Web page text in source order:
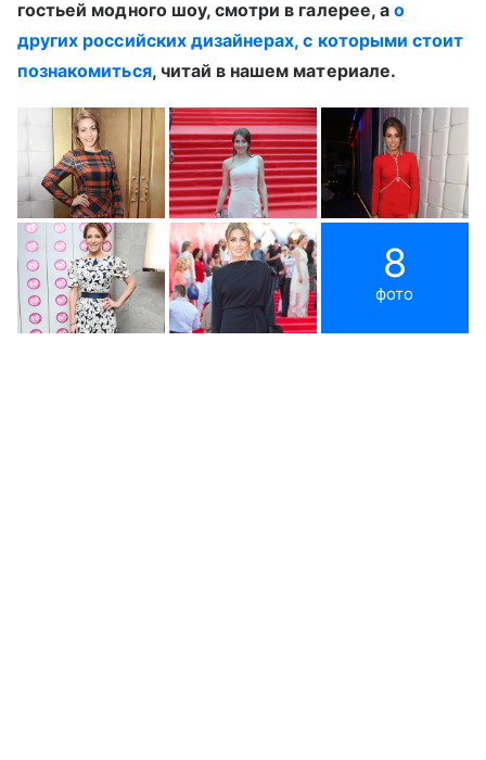
гостьей модного шоу, смотри в галерее, а о
других российских дизайнерах, с которыми стоит
познакомиться, читай в нашем материале.
8
фото